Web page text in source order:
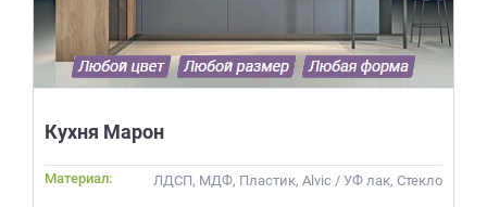
Кухня Марон
Материал: ЛДСП, МДФ, Пластик, Alvic / УФ лак, Стекло